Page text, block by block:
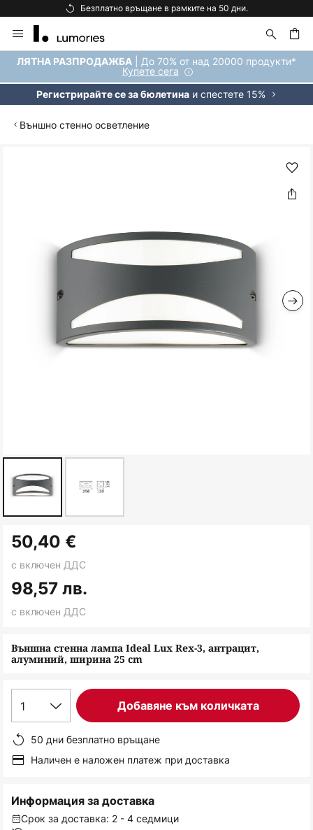
Безплатно връщане в рамките на 50 дни.
Прескачане
към
съдържанието
ЛЯТНА РАЗПРОДАЖБА | До 70% от над 20000 продукти*
Купете сега
Регистрирайте се за бюлетинаи спестете 15%
Външно стенно осветление
изображенията
към
началото
на
галерия
със
Външна стенна лампа Ideal Lux Rex-3, антрацит,
алуминий, ширина 25 cm
50,40 €
98,57 лв.
с включен ДДС
с включен ДДС
1 Добавяне към количката
50 дни безплатно връщане
Наличен е наложен платеж при доставка
Информация за доставка
Срок за доставка: 2 - 4 седмици